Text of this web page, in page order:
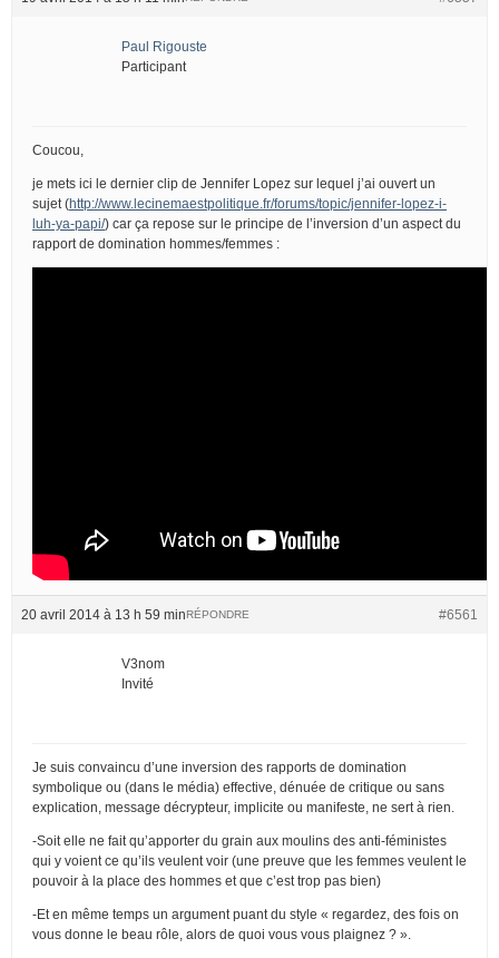
Paul Rigouste
Participant
Coucou,
je mets ici le dernier clip de Jennifer Lopez sur lequel j’ai ouvert un
sujet (http://www.lecinemaestpolitique.fr/forums/topic/jennifer-lopez-i-
luh-ya-papi/) car ça repose sur le principe de l’inversion d’un aspect du
rapport de domination hommes/femmes :
20 avril 2014 à 13 h 59 min #6561
RÉPONDRE
V3nom
Invité
Je suis convaincu d’une inversion des rapports de domination
symbolique ou (dans le média) effective, dénuée de critique ou sans
explication, message décrypteur, implicite ou manifeste, ne sert à rien.
-Soit elle ne fait qu’apporter du grain aux moulins des anti-féministes
qui y voient ce qu’ils veulent voir (une preuve que les femmes veulent le
pouvoir à la place des hommes et que c’est trop pas bien)
-Et en même temps un argument puant du style « regardez, des fois on
vous donne le beau rôle, alors de quoi vous vous plaignez ? ».